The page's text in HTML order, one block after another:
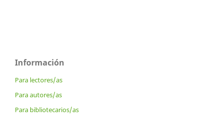
Información
Para lectores/as
Para autores/as
Para bibliotecarios/as